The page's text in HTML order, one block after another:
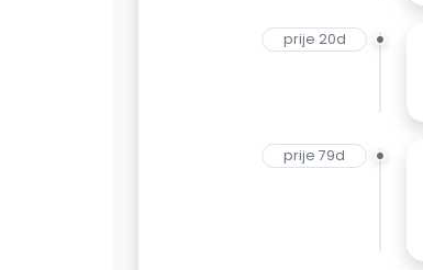
prije 20d
prije 79d